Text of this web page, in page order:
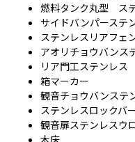
燃料タンク丸型 ス
サイドバンパーステ
ステンレスリアフェ
アオリチョウバンス
リア門工ステンレス
箱マーカー
観音チョウバンステ
ステンレスロック
観音扉ステンレス